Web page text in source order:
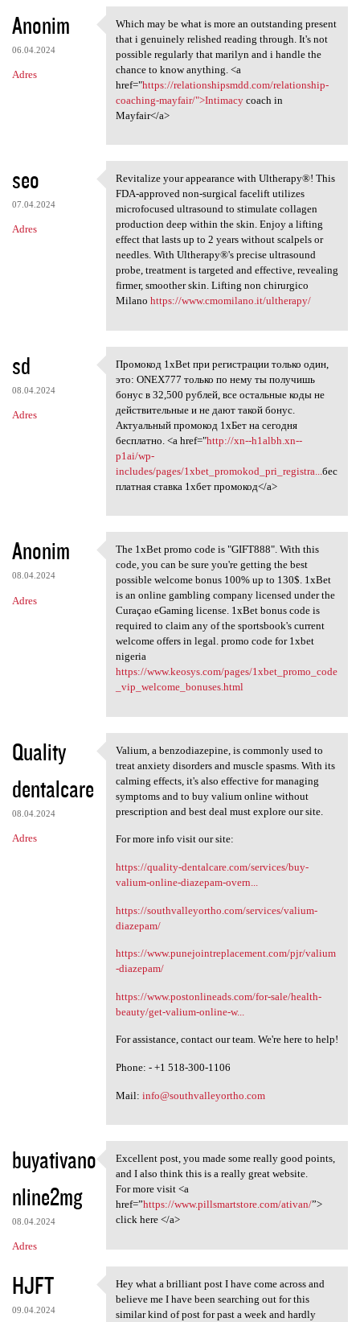
Anonim
06.04.2024
Adres
Which may be what is more an
Which may be what is more an outstanding present
that i genuinely relished reading through. It's not
possible regularly that marilyn and i handle the
chance to know anything. <a
href="https://relationshipsmdd.com/relationship-
coaching-mayfair/">Intimacycoach in
Mayfair</a>
seo
07.04.2024
Adres
Revitalize your appearance
Revitalize your appearance with Ultherapy®! This
FDA-approved non-surgical facelift utilizes
microfocused ultrasound to stimulate collagen
production deep within the skin. Enjoy a lifting
effect that lasts up to 2 years without scalpels or
needles. With Ultherapy®'s precise ultrasound
probe, treatment is targeted and effective, revealing
firmer, smoother skin. Lifting non chirurgico
Milano https://www.cmomilano.it/ultherapy/
sd
08.04.2024
Adres
Промокод 1xBet при
Промокод 1xBet при регистрации только один,
это: ONEX777 только по нему ты получишь
бонус в 32,500 рублей, все остальные коды не
действительные и не дают такой бонус.
Актуальный промокод 1хБет на сегодня
бесплатно. <a href="http://xn--h1albh.xn--
p1ai/wp-
includes/pages/1xbet_promokod_pri_registra... бес
платная ставка 1хбет промокод</a>
Anonim
08.04.2024
Adres
The 1xBet promo code is
The 1xBet promo code is "GIFT888". With this
code, you can be sure you're getting the best
possible welcome bonus 100% up to 130$. 1xBet
is an online gambling company licensed under the
Curaçao eGaming license. 1xBet bonus code is
required to claim any of the sportsbook's current
welcome offers in legal. promo code for 1xbet
nigeria
https://www.keosys.com/pages/1xbet_promo_code
_vip_welcome_bonuses.html
Quality
dentalcare
08.04.2024
Adres
Valium, a benzodiazepine, is
Valium, a benzodiazepine, is commonly used to
treat anxiety disorders and muscle spasms. With its
calming effects, it's also effective for managing
symptoms and to buy valium online without
prescription and best deal must explore our site.
For more info visit our site:
https://quality-dentalcare.com/services/buy-
valium-online-diazepam-overn...
https://southvalleyortho.com/services/valium-
diazepam/
https://www.punejointreplacement.com/pjr/valium
-diazepam/
https://www.postonlineads.com/for-sale/health-
beauty/get-valium-online-w...
For assistance, contact our team. We're here to help!
Phone: - +1 518-300-1106
Mail: info@southvalleyortho.com
buyativano
nline2mg
08.04.2024
Adres
Excellent post, you made some
Excellent post, you made some really good points,
and I also think this is a really great website.
For more visit <a
href=”https://www.pillsmartstore.com/ativan/”>
click here </a>
HJFT
09.04.2024
Hey what a brilliant post I
Hey what a brilliant post I have come across and
believe me I have been searching out for this
similar kind of post for past a week and hardly